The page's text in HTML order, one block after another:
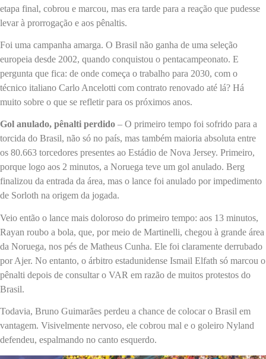
etapa final, cobrou e marcou, mas era tarde para a reação que pudesse
levar à prorrogação e aos pênaltis.
Foi uma campanha amarga. O Brasil não ganha de uma seleção
europeia desde 2002, quando conquistou o pentacampeonato. E
pergunta que fica: de onde começa o trabalho para 2030, com o
técnico italiano Carlo Ancelotti com contrato renovado até lá? Há
muito sobre o que se refletir para os próximos anos.
Gol anulado, pênalti perdido – O primeiro tempo foi sofrido para a
torcida do Brasil, não só no país, mas também maioria absoluta entre
os 80.663 torcedores presentes ao Estádio de Nova Jersey. Primeiro,
porque logo aos 2 minutos, a Noruega teve um gol anulado. Berg
finalizou da entrada da área, mas o lance foi anulado por impedimento
de Sorloth na origem da jogada.
Veio então o lance mais doloroso do primeiro tempo: aos 13 minutos,
Rayan roubo a bola, que, por meio de Martinelli, chegou à grande área
da Noruega, nos pés de Matheus Cunha. Ele foi claramente derrubado
por Ajer. No entanto, o árbitro estadunidense Ismail Elfath só marcou o
pênalti depois de consultar o VAR em razão de muitos protestos do
Brasil.
Todavia, Bruno Guimarães perdeu a chance de colocar o Brasil em
vantagem. Visivelmente nervoso, ele cobrou mal e o goleiro Nyland
defendeu, espalmando no canto esquerdo.